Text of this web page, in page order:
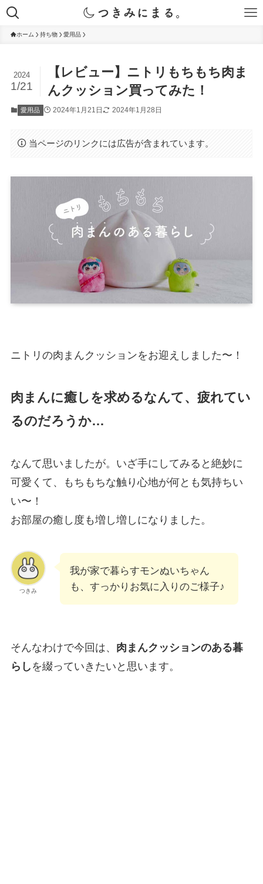
ホーム 持ち物 愛用品
【レビュー】ニトリもちもち肉ま
んクッション買ってみた！
2024
1/21
愛用品 2024年1月21日 2024年1月28日
当ページのリンクには広告が含まれています。
ニトリの肉まんクッションをお迎えしました〜！
肉まんに癒しを求めるなんて、疲れてい
るのだろうか…
なんて思いましたが。いざ手にしてみると絶妙に
可愛くて、もちもちな触り心地が何とも気持ちい
い〜！
お部屋の癒し度も増し増しになりました。
つきみ
我が家で暮らすモンぬいちゃん
も、すっかりお気に入りのご様子♪
そんなわけで今回は、 肉まんクッションのある暮
らし を綴っていきたいと思います。